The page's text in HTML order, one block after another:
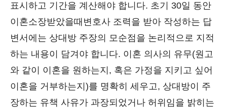
표시하고 기간을 계산해야 합니다. 초기 30일 동안
이혼소장받았을때변호사 조력을 받아 작성하는 답
변서에는 상대방 주장의 모순점을 논리적으로 지적
하는 내용이 담겨야 합니다. 이혼 의사의 유무(원고
와 같이 이혼을 원하는지, 혹은 가정을 지키고 싶어
이혼을 거부하는지)를 명확히 세우고, 상대방이 주
장하는 유책 사유가 과장되었거나 허위임을 밝히는